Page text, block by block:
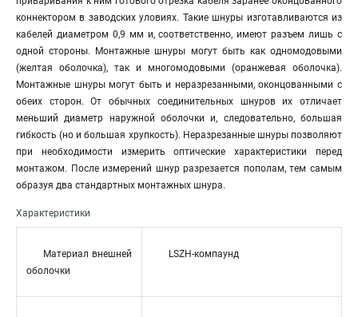
коннектором в заводских уловиях. Такие шнуры изготавливаются из
кабелей диаметром 0,9 мм и, соответственно, имеют разъем лишь с
одной стороны. Монтажные шнуры могут быть как одномодовыми
(желтая оболочка), так и многомодовыми (оранжевая оболочка).
Монтажные шнуры могут быть и неразрезанными, оконцованными с
обеих сторон. От обычных соединительных шнуров их отличает
меньший диаметр наружной оболочки и, следовательно, большая
гибкость (но и большая хрупкость). Неразрезанные шнуры позволяют
при необходимости измерить оптические характеристики перед
монтажом. После измерений шнур разрезается пополам, тем самым
образуя два стандартных монтажных шнура.
Характеристики
Материал внешней
оболочки
LSZH-компаунд